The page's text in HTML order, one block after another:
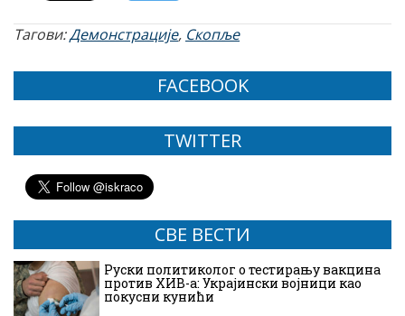
Тагови:Демонстрације, Скопље
FACEBOOK
TWITTER
СВЕ ВЕСТИ
Руски политиколог о тестирању вакцина
против ХИВ-а: Украјински војници као
покусни кунићи